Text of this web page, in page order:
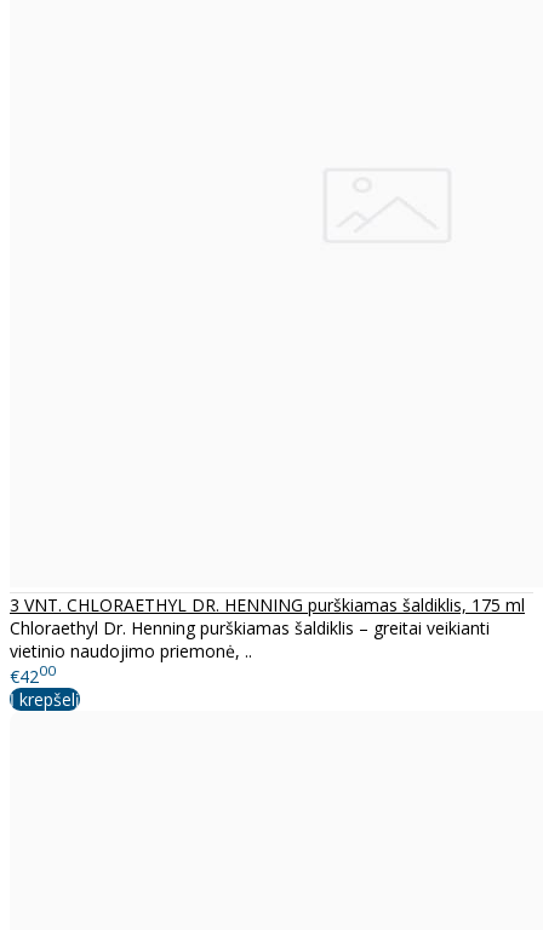
3 VNT. CHLORAETHYL DR. HENNING purškiamas šaldiklis, 175 ml
Chloraethyl Dr. Henning purškiamas šaldiklis – greitai veikianti
vietinio naudojimo priemonė, ..
€4200
Į krepšelį